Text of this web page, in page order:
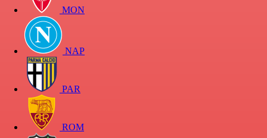
MON
NAP
PAR
ROM